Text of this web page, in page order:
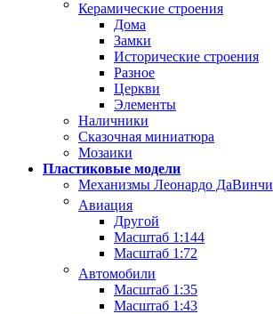
Керамические строения
Дома
Замки
Исторические строения
Разное
Церкви
Элементы
Наличники
Сказочная миниатюра
Мозаики
Пластиковые модели
Механизмы Леонардо ДаВинчи
Авиация
Другой
Масштаб 1:144
Масштаб 1:72
Автомобили
Масштаб 1:35
Масштаб 1:43